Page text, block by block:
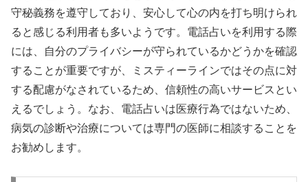
守秘義務を遵守しており、安心して心の内を打ち明けられ
ると感じる利用者も多いようです。電話占いを利用する際
には、自分のプライバシーが守られているかどうかを確認
することが重要ですが、ミスティーラインではその点に対
する配慮がなされているため、信頼性の高いサービスとい
えるでしょう。なお、電話占いは医療行為ではないため、
病気の診断や治療については専門の医師に相談することを
お勧めします。